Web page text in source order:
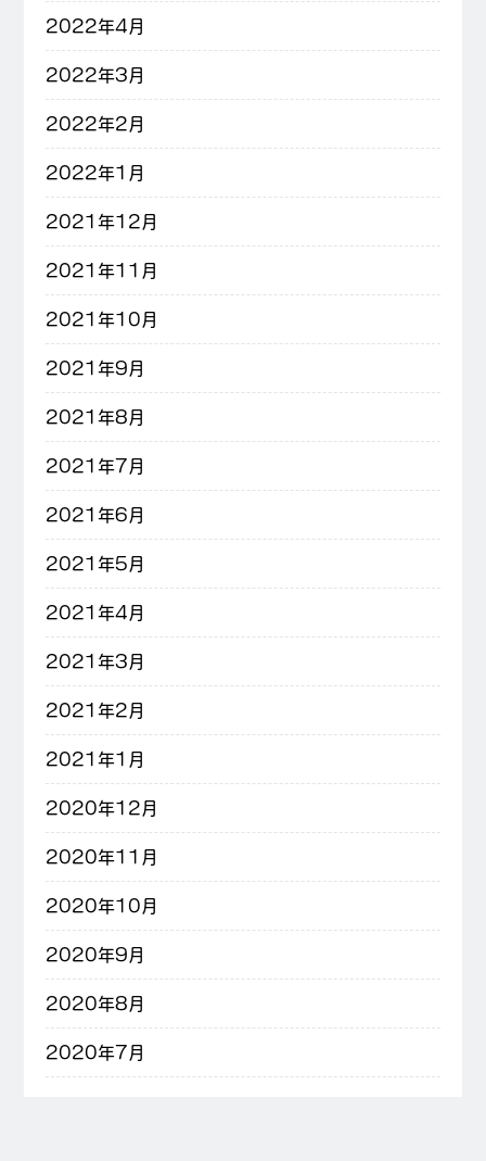
2022年4月
2022年3月
2022年2月
2022年1月
2021年12月
2021年11月
2021年10月
2021年9月
2021年8月
2021年7月
2021年6月
2021年5月
2021年4月
2021年3月
2021年2月
2021年1月
2020年12月
2020年11月
2020年10月
2020年9月
2020年8月
2020年7月